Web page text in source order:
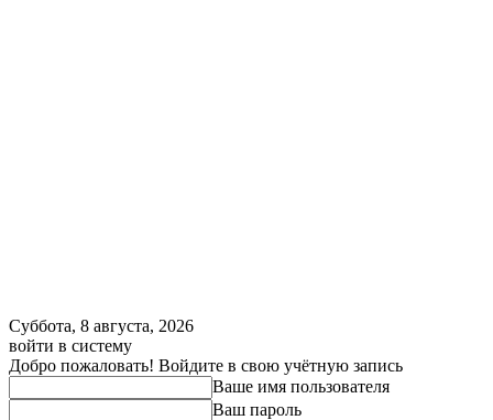
Суббота, 8 августа, 2026
войти в систему
Добро пожаловать! Войдите в свою учётную запись
Ваше имя пользователя
Ваш пароль